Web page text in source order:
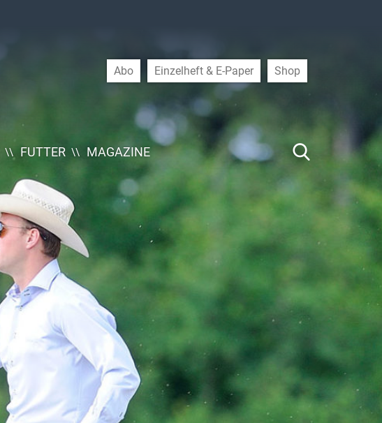
FUTTER MAGAZINE
Abo Einzelheft & E-Paper Shop